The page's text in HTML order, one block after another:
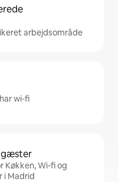
arbejdsområde
wi-fi
Wi-fi og
i Madrid